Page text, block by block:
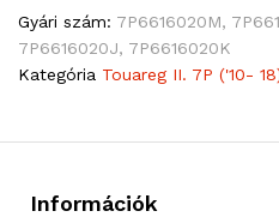
Gyári szám: 7P6616020M,
7P6616020J, 7P6616020K
Kategória Touareg II. 7P ('10-
Információk